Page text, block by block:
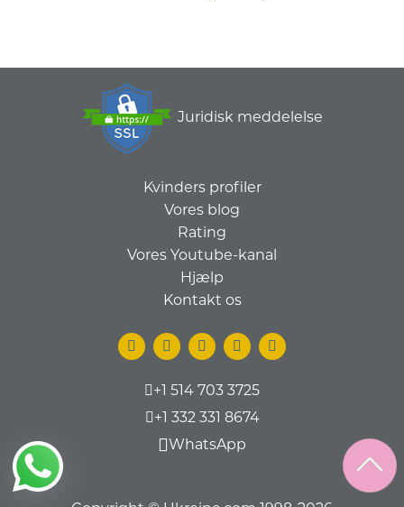
Juridisk meddelelse
Kvinders profiler
Vores blog
Rating
Vores Youtube-kanal
Hjælp
Kontakt os
+1 514 703 3725
+1 332 331 8674
WhatsApp